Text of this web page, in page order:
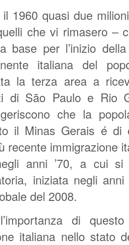
1960 quasi due
che vi rimasero –
base per l’inizio
italiana del
la terza area a
di São Paulo e Rio
che la
il Minas Gerais é di
recente immigrazione
anni ’70, a cui si
iniziata negli
del 2008.
di
italiana nello stato